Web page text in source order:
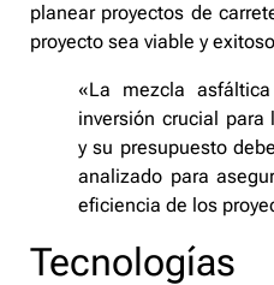
planear proyectos de
proyecto sea viable y
«La mezcla
inversión crucial para
y su presupuesto
analizado para
eficiencia de los